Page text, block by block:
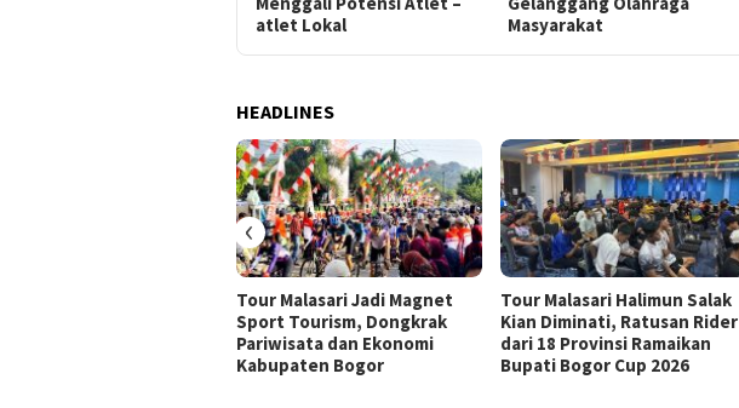
atlet Lokal
Masyarakat
HEADLINES
Tour Malasari Jadi Magnet
Sport Tourism, Dongkrak
Pariwisata dan Ekonomi
Kabupaten Bogor
Tour Malasari Halimun Salak
Kian Diminati, Ratusan Rider
dari 18 Provinsi Ramaikan
Bupati Bogor Cup 2026
‹